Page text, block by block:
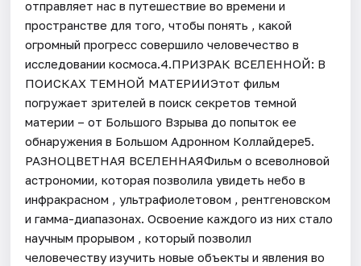
отправляет нас в путешествие во времени и
пространстве для того, чтобы понять , какой
огромный прогресс совершило человечество в
исследовании космоса.4.ПРИЗРАК ВСЕЛЕННОЙ: В
ПОИСКАХ ТЕМНОЙ МАТЕРИИЭтот фильм
погружает зрителей в поиск секретов темной
материи – от Большого Взрыва до попыток ее
обнаружения в Большом Адронном Коллайдере5.
РАЗНОЦВЕТНАЯ ВСЕЛЕННАЯФильм о всеволновой
астрономии, которая позволила увидеть небо в
инфракрасном , ультрафиолетовом , рентгеновском
и гамма-диапазонах. Освоение каждого из них стало
научным прорывом , который позволил
человечеству изучить новые объекты и явления во